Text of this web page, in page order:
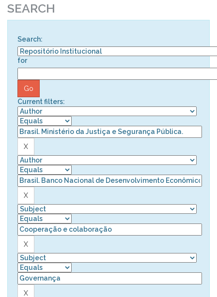
SEARCH
Search:
for
Current filters: